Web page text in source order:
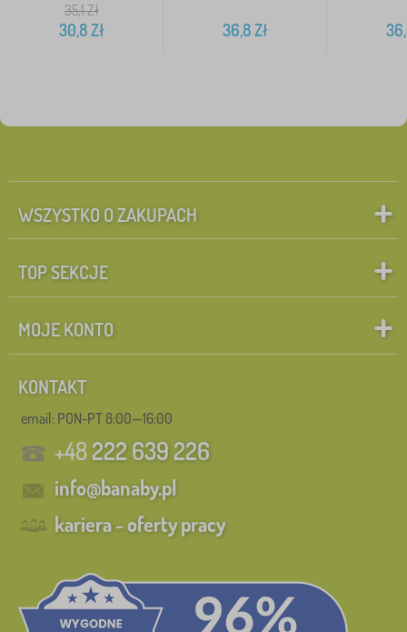
35,1Zł
30,8Zł 36,8Zł
WSZYSTKO O ZAKUPACH
TOP SEKCJE
MOJE KONTO
KONTAKT
email: PON-PT 8:00—16:00
+48222 639 226
info@banaby.pl
kariera - oferty pracy